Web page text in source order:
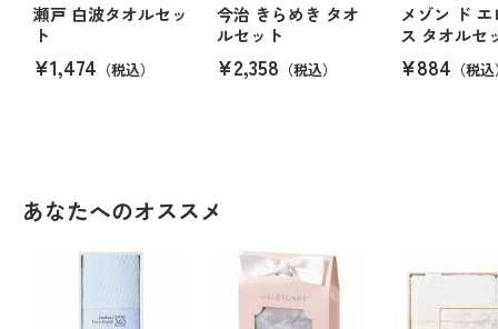
瀬戸 白波タオルセッ
ト
¥1,474 （税込）
今治 きらめき タオ
ルセット
¥2,358 （税込）
メゾン ド
ス タオルセ
¥884 （税
あなたへのオススメ